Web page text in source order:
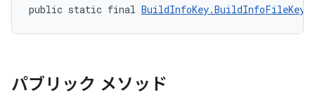
public static final BuildInfoKey.BuildInfoFileKey
パブリック メソッド